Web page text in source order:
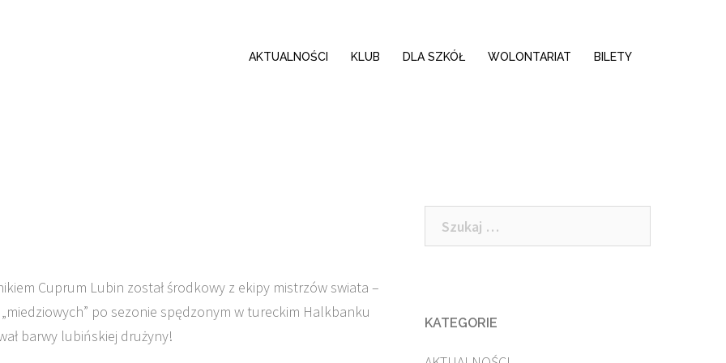
AKTUALNOŚCI KLUB DLA SZKÓŁ WOLONTARIAT BILETY
Cuprum Lubin został środkowy z ekipy mistrzów swiata –
po sezonie spędzonym w tureckim Halkbanku
barwy lubińskiej drużyny!
Szukaj:
KATEGORIE